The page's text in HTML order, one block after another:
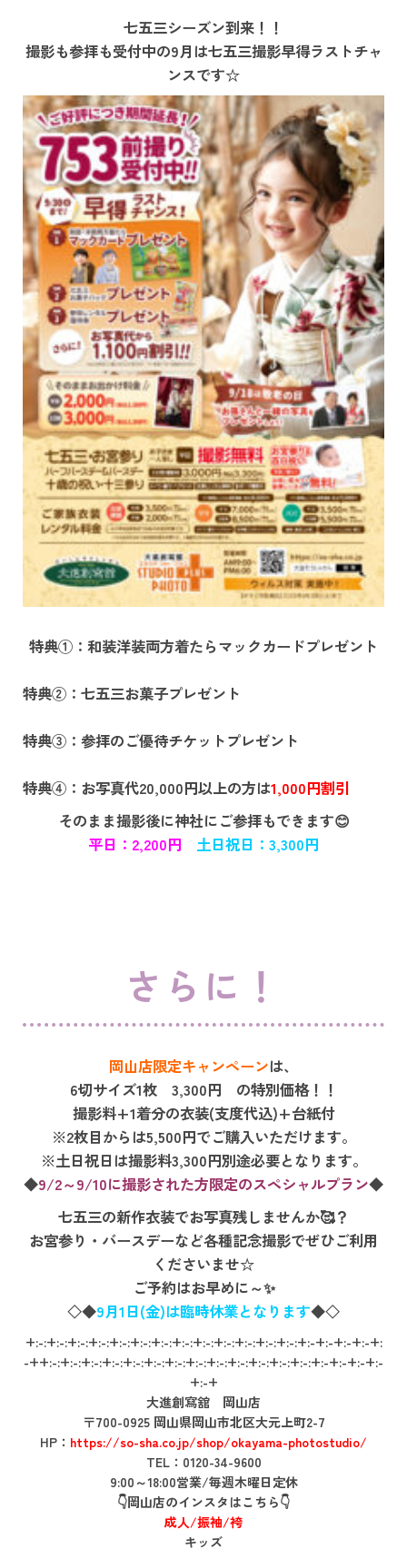
七五三シーズン到来！！
撮影も参拝も受付中の9月は七五三撮影早得ラストチャ
ンスです☆
特典①：和装洋装両方着たらマックカードプレゼント
特典②：七五三お菓子プレゼント
特典③：参拝のご優待チケットプレゼント
特典④：お写真代20,000円以上の方は1,000円割引
そのまま撮影後に神社にご参拝もできます😊
平日：2,200円 土日祝日：3,300円
さらに！
岡山店限定キャンペーンは、
6切サイズ1枚 3,300円 の特別価格！！
撮影料+1着分の衣装(支度代込)+台紙付
※2枚目からは5,500円でご購入いただけます。
※土日祝日は撮影料3,300円別途必要となります。
◆9/2～9/10に撮影された方限定のスペシャルプラン◆
七五三の新作衣装でお写真残しませんか🥰？
お宮参り・バースデーなど各種記念撮影でぜひご利用
くださいませ☆
ご予約はお早めに～✨
◇◆9月1日(金)は臨時休業となります◆◇
+:-:+:-:+:-:+:-:+:-:+:-:+:-:+:-:+:-:+:-:+:-:+:-:+:-:+:-+:-+:-+:-+:
-++:-:+:-:+:-:+:-:+:-:+:-:+:-:+:-:+:-:+:-:+:-:+:-:+:-:+:-+:-+:-+:-
+:-+
大進創寫舘 岡山店
〒700-0925 岡山県岡山市北区大元上町2-7
HP： https://so-sha.co.jp/shop/okayama-photostudio/
TEL：0120-34-9600
9:00～18:00営業/毎週木曜日定休
👇岡山店のインスタはこちら👇
成人/振袖/袴
キッズ